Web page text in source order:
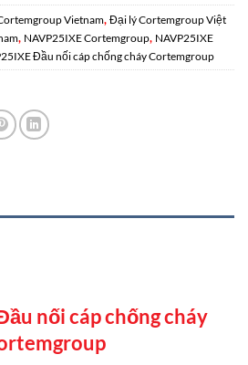
Vietnam, Đại lý Cortemgroup Việt
, NAVP25IXE Cortemgroup, NAVP25IXE
Đầu nối cáp chống cháy Cortemgroup
nối cáp chống cháy